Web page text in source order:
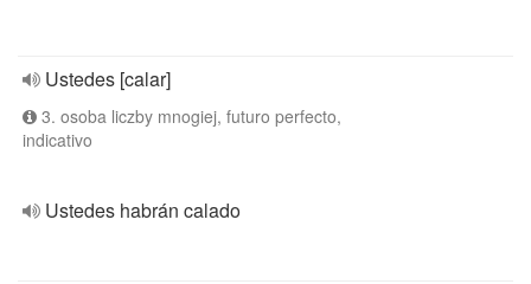
Ustedes [calar]
3. osoba liczby mnogiej, futuro perfecto,
indicativo
Ustedes habrán calado